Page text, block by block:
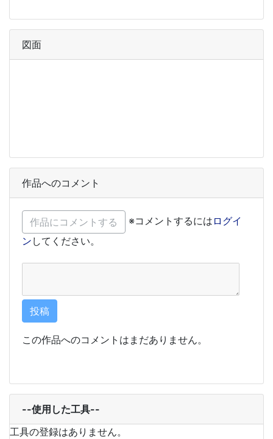
図面
作品へのコメント
※コメントするには ログイ
ン してください。
この作品へのコメントはまだありません。
--使用した工具--
工具の登録はありません。